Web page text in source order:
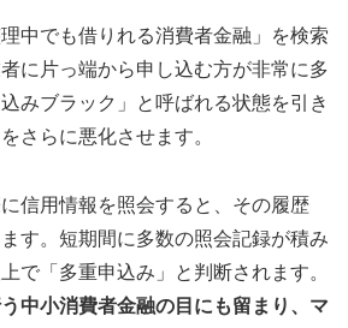
中でも借りれる消費者金融」を検索
に片っ端から申し込む方が非常に多
みブラック」と呼ばれる状態を引き
さらに悪化させます。
信用情報を照会すると、その履歴
ます。短期間に多数の照会記録が積み
で「多重申込み」と判断されます。
中小消費者金融の目にも留まり、マ